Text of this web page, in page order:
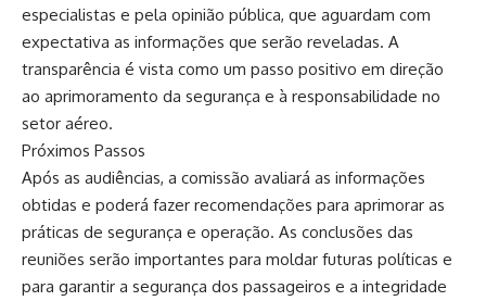
especialistas e pela opinião pública, que aguardam com
expectativa as informações que serão reveladas. A
transparência é vista como um passo positivo em direção
ao aprimoramento da segurança e à responsabilidade no
setor aéreo.
Próximos Passos
Após as audiências, a comissão avaliará as informações
obtidas e poderá fazer recomendações para aprimorar as
práticas de segurança e operação. As conclusões das
reuniões serão importantes para moldar futuras políticas e
para garantir a segurança dos passageiros e a integridade